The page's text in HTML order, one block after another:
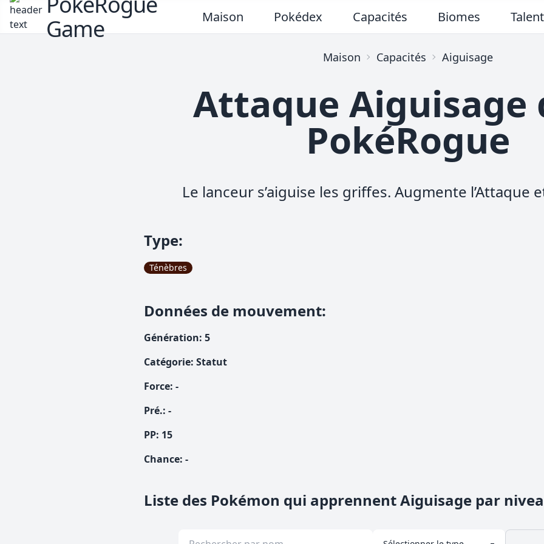
Game
Maison Pokédex Capacités Biomes
Maison Capacités Aiguisage
Attaque Aiguisage
PokéRogue
Le lanceur s’aiguise les griffes. Augmente l’Attaque
Type:
Ténèbres
Données de mouvement:
Génération: 5
Catégorie: Statut
Force: -
Pré.: -
PP: 15
Chance: -
Liste des Pokémon qui apprennent Aiguisage par